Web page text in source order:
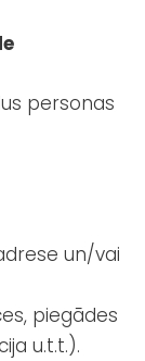
personas
un/vai
piegādes
u.t.t.).